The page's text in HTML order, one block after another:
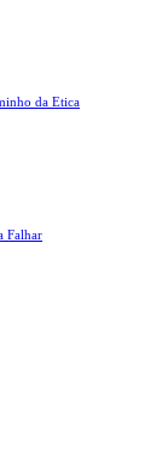
da Ética
Falhar